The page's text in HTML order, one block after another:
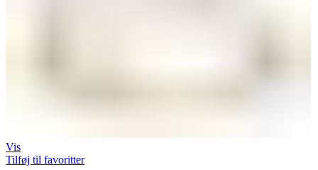
Vis
Tilføj til favoritter